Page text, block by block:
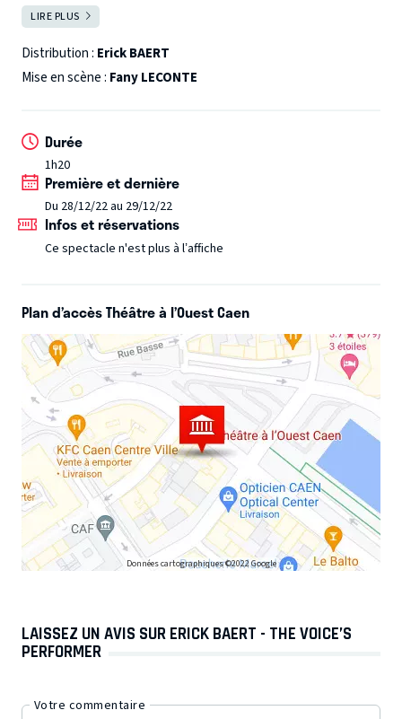
Erick Baertnous propose une palette d'imitations allant
du castra Farinelli à AC/DC, en passant par Céline Dion ou
encore Joe Cocker. Un feu d'artifice vocal qui explose à la
d'humour comme Julio Iglesias dans la peau de Chantal
Goya et JoeyStarr en baby-sitter de vos enfants, mais aussi
de grands moments d'émotion... Venez revivre les concerts
de Johnny Hallyday, Coldplay, Dire Straits, ZZ Top, The
Cure ou encore Dépêche Mode...
LIRE PLUS
Distribution : Erick BAERT
Mise en scène : Fany LECONTE
Durée
1h20
Première et dernière
Du 28/12/22 au 29/12/22
Infos et réservations
Ce spectacle n'est plus à l’affiche
Plan d’accès Théâtre à l’Ouest Caen
Données cartographiques ©2022 Google
LAISSEZ UN AVIS SUR ERICK BAERT - THE VOICE’S
PERFORMER
Votre commentaire